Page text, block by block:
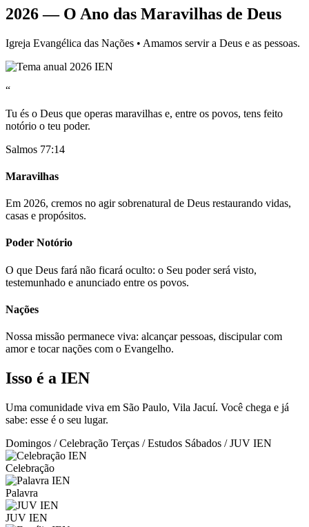
2026 — O Ano das Maravilhas de Deus
Igreja Evangélica das Nações • Amamos servir a Deus e as pessoas.
“
Tu és o Deus que operas maravilhas e, entre os povos, tens feito
notório o teu poder.
Salmos 77:14
Maravilhas
Em 2026, cremos no agir sobrenatural de Deus restaurando vidas,
casas e propósitos.
Poder Notório
O que Deus fará não ficará oculto: o Seu poder será visto,
testemunhado e anunciado entre os povos.
Nações
Nossa missão permanece viva: alcançar pessoas, discipular com
amor e tocar nações com o Evangelho.
Isso é a IEN
Uma comunidade viva em São Paulo, Vila Jacuí. Você chega e já
sabe: esse é o seu lugar.
Domingos / Celebração Terças / Estudos Sábados / JUV IEN
Celebração
Palavra
JUV IEN